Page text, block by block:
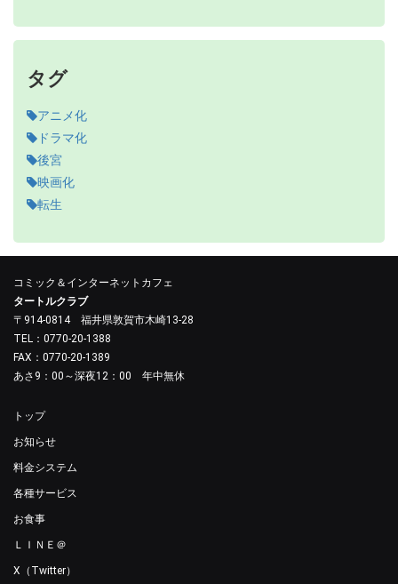
タグ
アニメ化
ドラマ化
後宮
映画化
転生
コミック＆インターネットカフェ
タートルクラブ
〒914-0814 福井県敦賀市木崎13-28
TEL：0770-20-1388
FAX：0770-20-1389
あさ9：00～深夜12：00 年中無休
トップ
お知らせ
料金システム
各種サービス
お食事
ＬＩＮＥ＠
X（Twitter）